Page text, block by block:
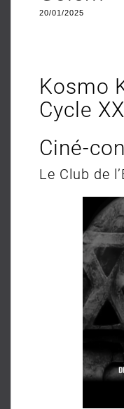
20/01/2025
Kosmo
Cycle
Ciné-
Le Club de